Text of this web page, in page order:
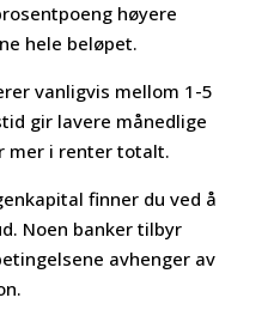
høyere
hele beløpet.
vanligvis mellom 1-5
gir lavere månedlige
mer i renter totalt.
finner du ved å
Noen banker tilbyr
avhenger av